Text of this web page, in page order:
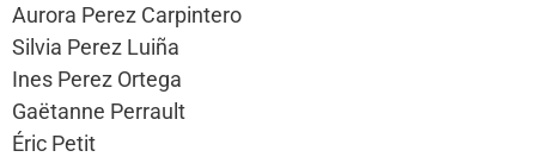
Aurora Perez Carpintero
Silvia Perez Luiña
Ines Perez Ortega
Gaëtanne Perrault
Éric Petit